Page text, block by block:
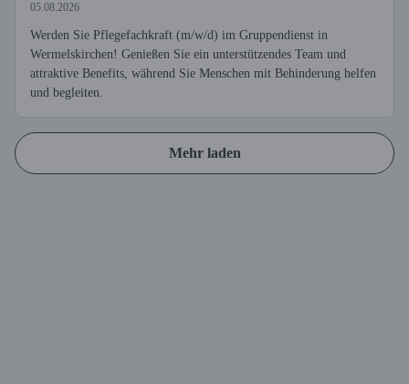
05.08.2026
Werden Sie Pflegefachkraft (m/w/d) im Gruppendienst in
Wermelskirchen! Genießen Sie ein unterstützendes Team und
attraktive Benefits, während Sie Menschen mit Behinderung helfen
und begleiten.
Mehr laden